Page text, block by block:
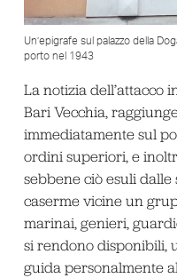
Un’epigrafe sul palazzo della
porto nel 1943
La notizia dell’attacco
Bari Vecchia,
immediatamente sul
ordini superiori, e
sebbene ciò esuli
caserme vicine un
marinai, genieri,
si rendono disponibili,
guida personalmente